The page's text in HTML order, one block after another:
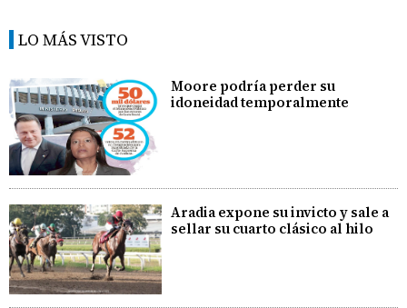
LO MÁS VISTO
Moore podría perder su
idoneidad temporalmente
Aradia expone su invicto y sale a
sellar su cuarto clásico al hilo